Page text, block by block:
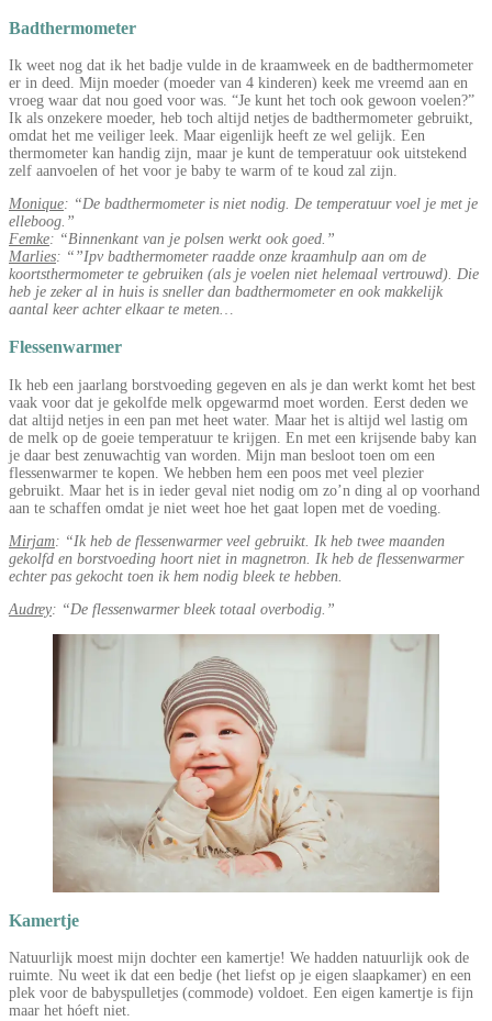
Badthermometer
Ik weet nog dat ik het badje vulde in de kraamweek en de badthermometer
er in deed. Mijn moeder (moeder van 4 kinderen) keek me vreemd aan en
vroeg waar dat nou goed voor was. “Je kunt het toch ook gewoon voelen?”
Ik als onzekere moeder, heb toch altijd netjes de badthermometer gebruikt,
omdat het me veiliger leek. Maar eigenlijk heeft ze wel gelijk. Een
thermometer kan handig zijn, maar je kunt de temperatuur ook uitstekend
zelf aanvoelen of het voor je baby te warm of te koud zal zijn.
Monique: “De badthermometer is niet nodig. De temperatuur voel je met je
elleboog.”
Femke: “Binnenkant van je polsen werkt ook goed.”
Marlies: “”Ipv badthermometer raadde onze kraamhulp aan om de
koortsthermometer te gebruiken (als je voelen niet helemaal vertrouwd). Die
heb je zeker al in huis is sneller dan badthermometer en ook makkelijk
aantal keer achter elkaar te meten…
Flessenwarmer
Ik heb een jaarlang borstvoeding gegeven en als je dan werkt komt het best
vaak voor dat je gekolfde melk opgewarmd moet worden. Eerst deden we
dat altijd netjes in een pan met heet water. Maar het is altijd wel lastig om
de melk op de goeie temperatuur te krijgen. En met een krijsende baby kan
je daar best zenuwachtig van worden. Mijn man besloot toen om een
flessenwarmer te kopen. We hebben hem een poos met veel plezier
gebruikt. Maar het is in ieder geval niet nodig om zo’n ding al op voorhand
aan te schaffen omdat je niet weet hoe het gaat lopen met de voeding.
Mirjam: “Ik heb de flessenwarmer veel gebruikt. Ik heb twee maanden
gekolfd en borstvoeding hoort niet in magnetron. Ik heb de flessenwarmer
echter pas gekocht toen ik hem nodig bleek te hebben.
Audrey: “De flessenwarmer bleek totaal overbodig.”
Kamertje
Natuurlijk moest mijn dochter een kamertje! We hadden natuurlijk ook de
ruimte. Nu weet ik dat een bedje (het liefst op je eigen slaapkamer) en een
plek voor de babyspulletjes (commode) voldoet. Een eigen kamertje is fijn
maar het hóeft niet.